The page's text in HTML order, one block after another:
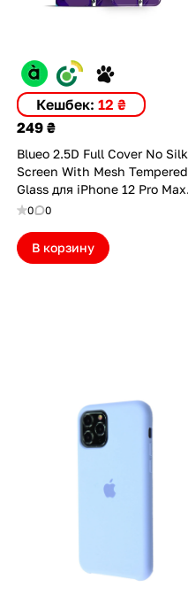
Кешбек: 12 ₴
249 ₴
Blueo 2.5D Full Cover No Silk
Screen With Mesh Tempered
Glass для iPhone 12 Pro Max
(NPB31-6.7)
0 0
В корзину